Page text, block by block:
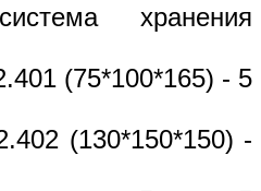
хранения
(75*100*165) - 5
(130*150*150) -